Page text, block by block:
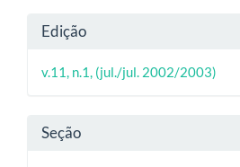
artigo
principal
Detalhes
do
artigo
Edição
v.11, n.1, (jul./jul. 2002/2003)
Seção